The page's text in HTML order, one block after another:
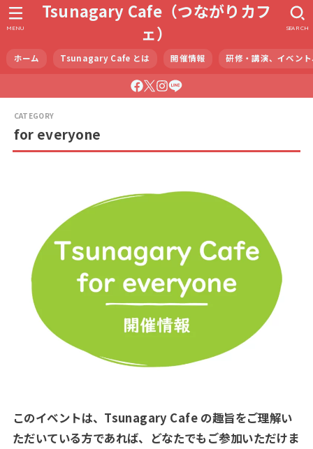
Tsunagary Cafe（つながりカフ
ェ）
ホーム Tsunagary Cafe とは 開催情報 研修・講演、イベン
SEARCH
MENU
for everyone
このイベントは、Tsunagary Cafe の趣旨をご理解い
ただいている方であれば、どなたでもご参加いただけま